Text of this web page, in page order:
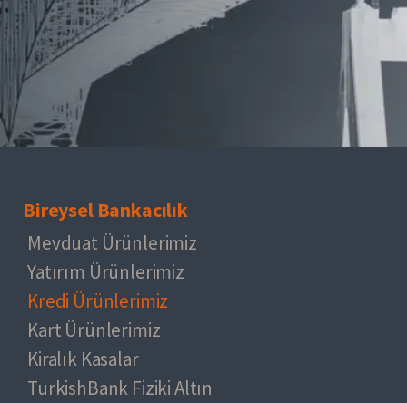
Bireysel Bankacılık
Mevduat Ürünlerimiz
Yatırım Ürünlerimiz
Kredi Ürünlerimiz
Kart Ürünlerimiz
Kiralık Kasalar
TurkishBank Fiziki Altın